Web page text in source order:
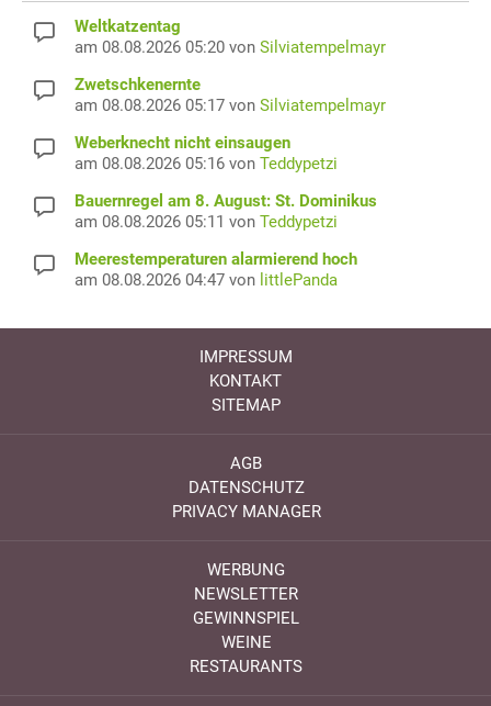
Weltkatzentag
am 08.08.2026 05:20 von Silviatempelmayr
Zwetschkenernte
am 08.08.2026 05:17 von Silviatempelmayr
Weberknecht nicht einsaugen
am 08.08.2026 05:16 von Teddypetzi
Bauernregel am 8. August: St. Dominikus
am 08.08.2026 05:11 von Teddypetzi
Meerestemperaturen alarmierend hoch
am 08.08.2026 04:47 von littlePanda
IMPRESSUM
KONTAKT
SITEMAP
AGB
DATENSCHUTZ
PRIVACY MANAGER
WERBUNG
NEWSLETTER
GEWINNSPIEL
WEINE
RESTAURANTS